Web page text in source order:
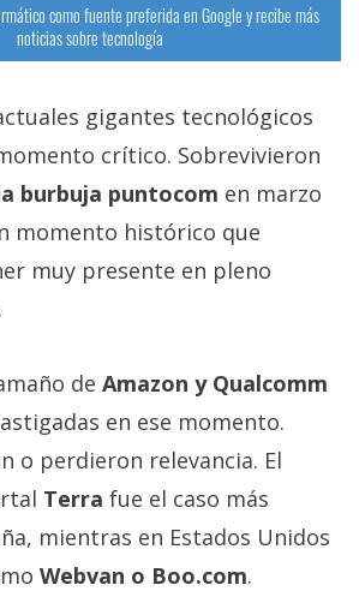
como fuente preferida en Google y recibe más
noticias sobre tecnología
gigantes tecnológicos
crítico. Sobrevivieron
burbuja puntocom en marzo
momento histórico que
muy presente en pleno
de Amazon y Qualcomm
en ese momento.
o perdieron relevancia. El
Terra fue el caso más
mientras en Estados Unidos
Webvan o Boo.com.